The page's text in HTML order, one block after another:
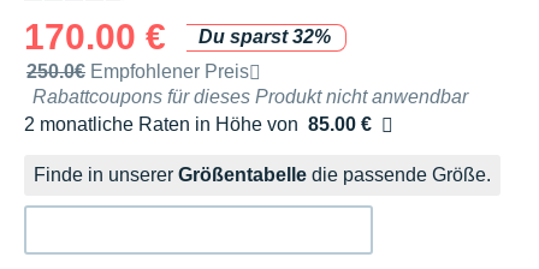
170.00 €
Du sparst 32%
Unverbindliche Preisempfehlung der Marke
250.0€ Empfohlener Preis
Rabattcoupons für dieses Produkt nicht anwendbar
2 monatliche Raten in Höhe von 85.00 €
Ohne Zusatzkosten
Finde in unserer Größentabelle die passende Größe.